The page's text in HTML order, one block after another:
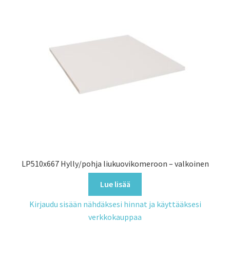
LP510x667 Hylly/pohja liukuovikomeroon – valkoinen
Lue lisää
Kirjaudu sisään nähdäksesi hinnat ja käyttääksesi
verkkokauppaa